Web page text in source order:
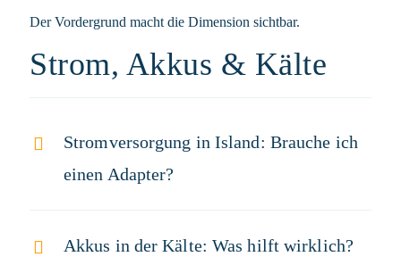
Der Vordergrund macht die Dimension sichtbar.
Strom, Akkus & Kälte
Stromversorgung in Island: Brauche ich
einen Adapter?
Akkus in der Kälte: Was hilft wirklich?